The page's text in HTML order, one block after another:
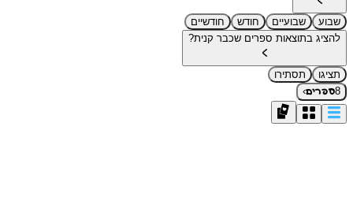
שבוע שבועיים חודש
חודשיים
להציג בתוצאות ספרים שכבר קנית?
תציגו
תסתירו
8ספרים›